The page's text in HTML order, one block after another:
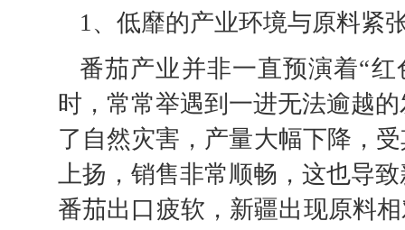
1、低靡的产业环境与原料紧
番茄产业并非一直预演着“
时，常常举遇到一进无法逾越
了自然灾害，产量大幅下降，
上扬，销售非常顺畅，这也导
番茄出口疲软，新疆出现原料